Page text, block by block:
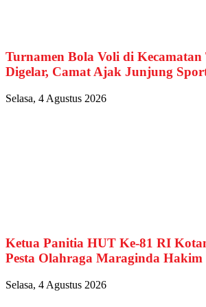
Turnamen Bola Voli di Kecamatan
Digelar, Camat Ajak Junjung
Selasa, 4 Agustus 2026
Ketua Panitia HUT Ke-81 RI
Pesta Olahraga Maraginda Hakim
Selasa, 4 Agustus 2026